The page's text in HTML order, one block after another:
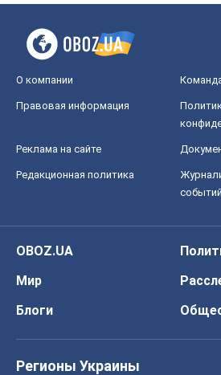
О компании
Правовая информация
Реклама на сайте
Редакционная политика
событий
OBOZ.UA
Мир
Блоги
Регионы Украины